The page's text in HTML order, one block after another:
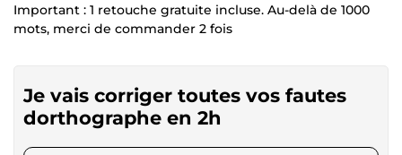
Important : 1 retouche gratuite incluse. Au-delà de 1000
mots, merci de commander 2 fois
Je vais corriger toutes vos fautes
dorthographe en 2h